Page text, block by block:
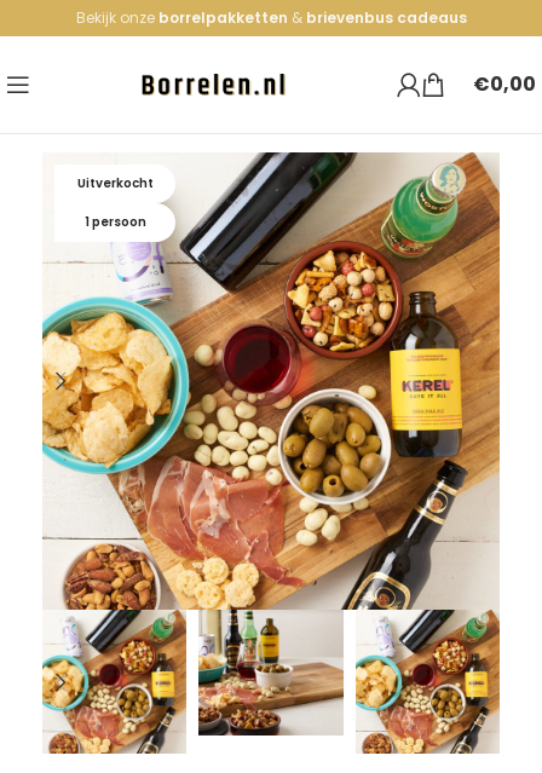
Bekijk onze borrelpakketten & brievenbus cadeaus
€0,00
Uitverkocht
1 persoon